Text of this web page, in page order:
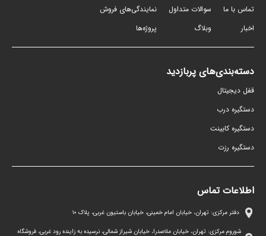
تماس با ما
اخبار
سوالات متداول
وبلاگ
نمایندگی‌های فروش
پروژه‌ها
دسته‌بندی‌های پربازدید
قفل دیجیتال
دستگیره درب
دستگیره کابینت
دستگیره رزت
اطلاعات تماس
دفتر مرکزی: تهران، خیابان امام خمینی، خیابان باستیون غربی، پلاک ١٠
شوروم مرکزی: تهران، خیابان ملاصدرا، خیابان شیراز شمالی، نرسیده به زاینده رود غربی، فروشگاه